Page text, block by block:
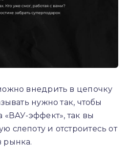
внедрить в цепочку
нужно так, чтобы
«ВАУ-эффект», так вы
слепоту и отстроитесь от
рынка.